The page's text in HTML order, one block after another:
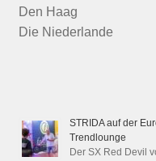
Den Haag
Die Niederlande
STRIDA auf der
Trendlounge
Der SX Red Devil